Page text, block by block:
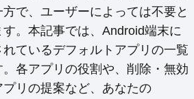
で、ユーザーによっては不要と
。本記事では、Android端末に
ているデフォルトアプリの一覧
各アプリの役割や、削除・無効
リの提案など、あなたの